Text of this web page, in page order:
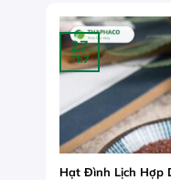
Hạt Đình Lịch Hợp
27
Th7